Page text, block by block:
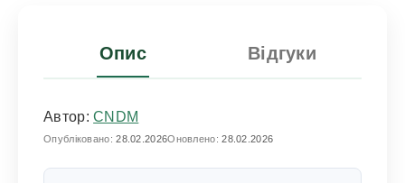
Опис Відгуки
Автор:CNDM
Опубліковано:28.02.2026Оновлено:28.02.2026